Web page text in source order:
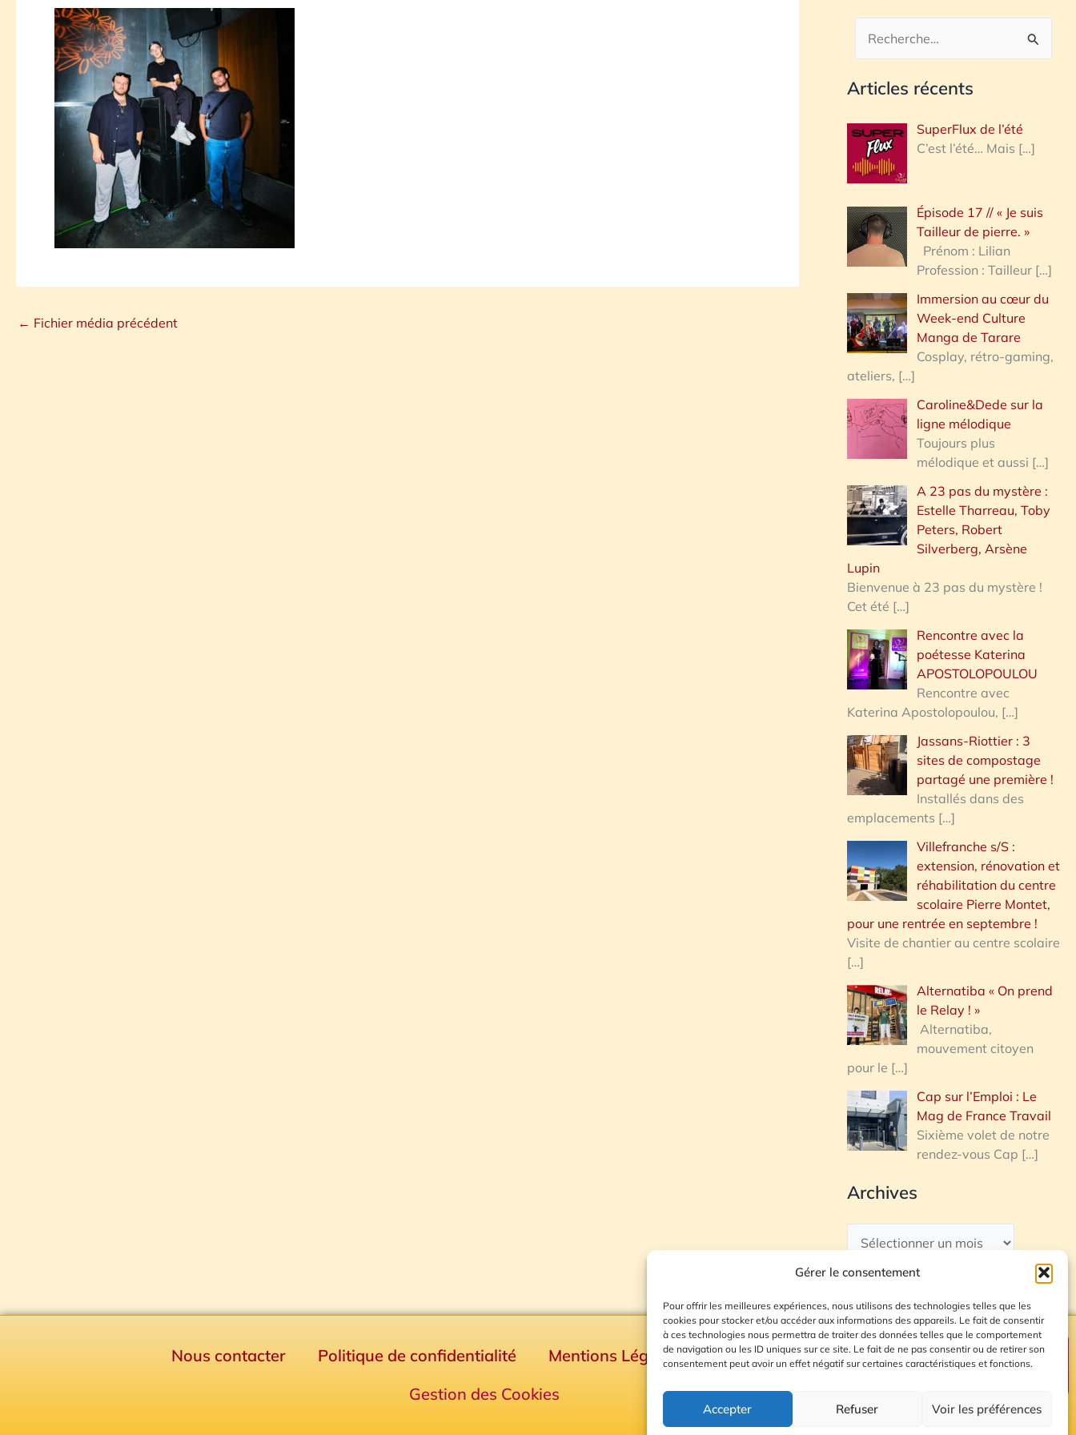
Gérer le consentement
Pour offrir les meilleures expériences, nous utilisons des technologies telles que les
cookies pour stocker et/ou accéder aux informations des appareils. Le fait de consentir
à ces technologies nous permettra de traiter des données telles que le comportement
de navigation ou les ID uniques sur ce site. Le fait de ne pas consentir ou de retirer son
consentement peut avoir un effet négatif sur certaines caractéristiques et fonctions.
Accepter Refuser Voir les préférences
← Fichier média précédent
c
h
r
h
e
:
Articles récents
SuperFlux de l’été
C’est l’été… Mais […]
Épisode 17 // « Je suis
Tailleur de pierre. »
Prénom : Lilian
Profession : Tailleur […]
Immersion au cœur du
Week-end Culture
Manga de Tarare
Cosplay, rétro-gaming,
ateliers, […]
Caroline&Dede sur la
ligne mélodique
Toujours plus
mélodique et aussi […]
A 23 pas du mystère :
Estelle Tharreau, Toby
Peters, Robert
Silverberg, Arsène
Lupin
Bienvenue à 23 pas du mystère !
Cet été […]
Rencontre avec la
poétesse Katerina
APOSTOLOPOULOU
Rencontre avec
Katerina Apostolopoulou, […]
Jassans-Riottier : 3
sites de compostage
partagé une première !
Installés dans des
emplacements […]
Villefranche s/S :
extension, rénovation et
réhabilitation du centre
scolaire Pierre Montet,
pour une rentrée en septembre !
Visite de chantier au centre scolaire
[…]
Alternatiba « On prend
le Relay ! »
Alternatiba,
mouvement citoyen
pour le […]
Cap sur l’Emploi : Le
Mag de France Travail
Sixième volet de notre
rendez-vous Cap […]
Archives
Nous contacter Politique de confidentialité Mentions Légales
Plan du site
Gestion des Cookies